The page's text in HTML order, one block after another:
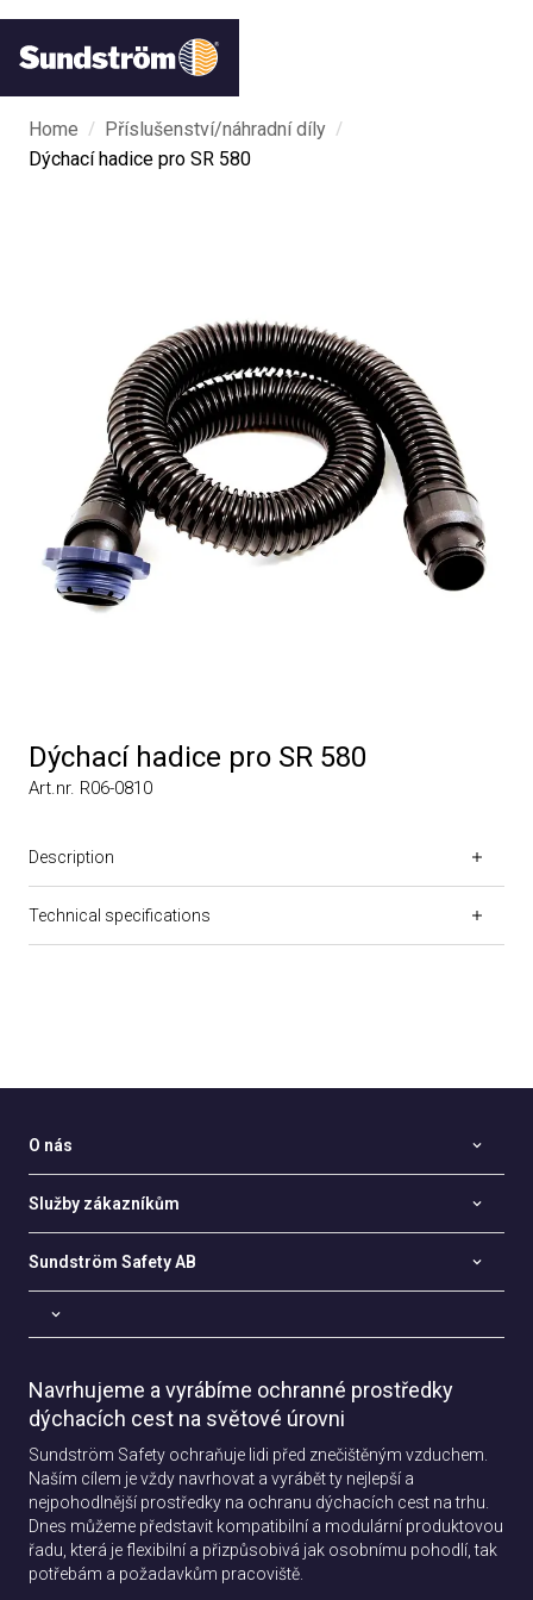
Home / Příslušenství/náhradní díly /
Dýchací hadice pro SR 580
Dýchací hadice pro SR 580
Art.nr. R06-0810
Description
Technical specifications
O nás
Služby zákazníkům
Sundström Safety AB
Navrhujeme a vyrábíme ochranné prostředky
dýchacích cest na světové úrovni
Sundström Safety ochraňuje lidi před znečištěným vzduchem.
Naším cílem je vždy navrhovat a vyrábět ty nejlepší a
nejpohodlnější prostředky na ochranu dýchacích cest na trhu.
Dnes můžeme představit kompatibilní a modulární produktovou
řadu, která je flexibilní a přizpůsobivá jak osobnímu pohodlí, tak
potřebám a požadavkům pracoviště.